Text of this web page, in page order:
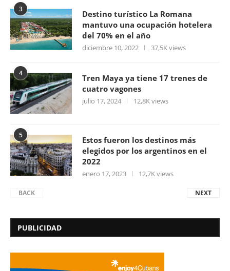
3
Destino turístico La Romana
mantuvo una ocupación hotelera
del 70% en el año
diciembre 10, 2022 37,5K views
4
Tren Maya ya tiene 17 trenes de
cuatro vagones
julio 17, 2024 12,8K views
5
Estos fueron los destinos más
elegidos por los argentinos en el
2022
enero 17, 2023 12,7K views
BACK NEXT
PUBLICIDAD